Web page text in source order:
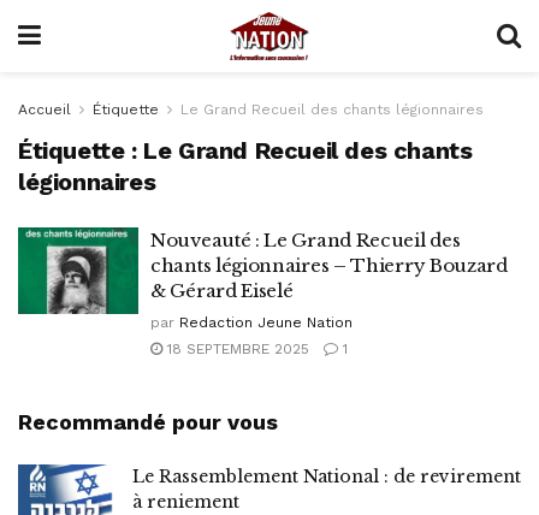
Accueil Étiquette Le Grand Recueil des chants légionnaires
Étiquette : Le Grand Recueil des chants
légionnaires
Nouveauté : Le Grand Recueil des
chants légionnaires – Thierry Bouzard
& Gérard Eiselé
par Redaction Jeune Nation
18 SEPTEMBRE 2025
1
Recommandé pour vous
Le Rassemblement National : de revirement
à reniement